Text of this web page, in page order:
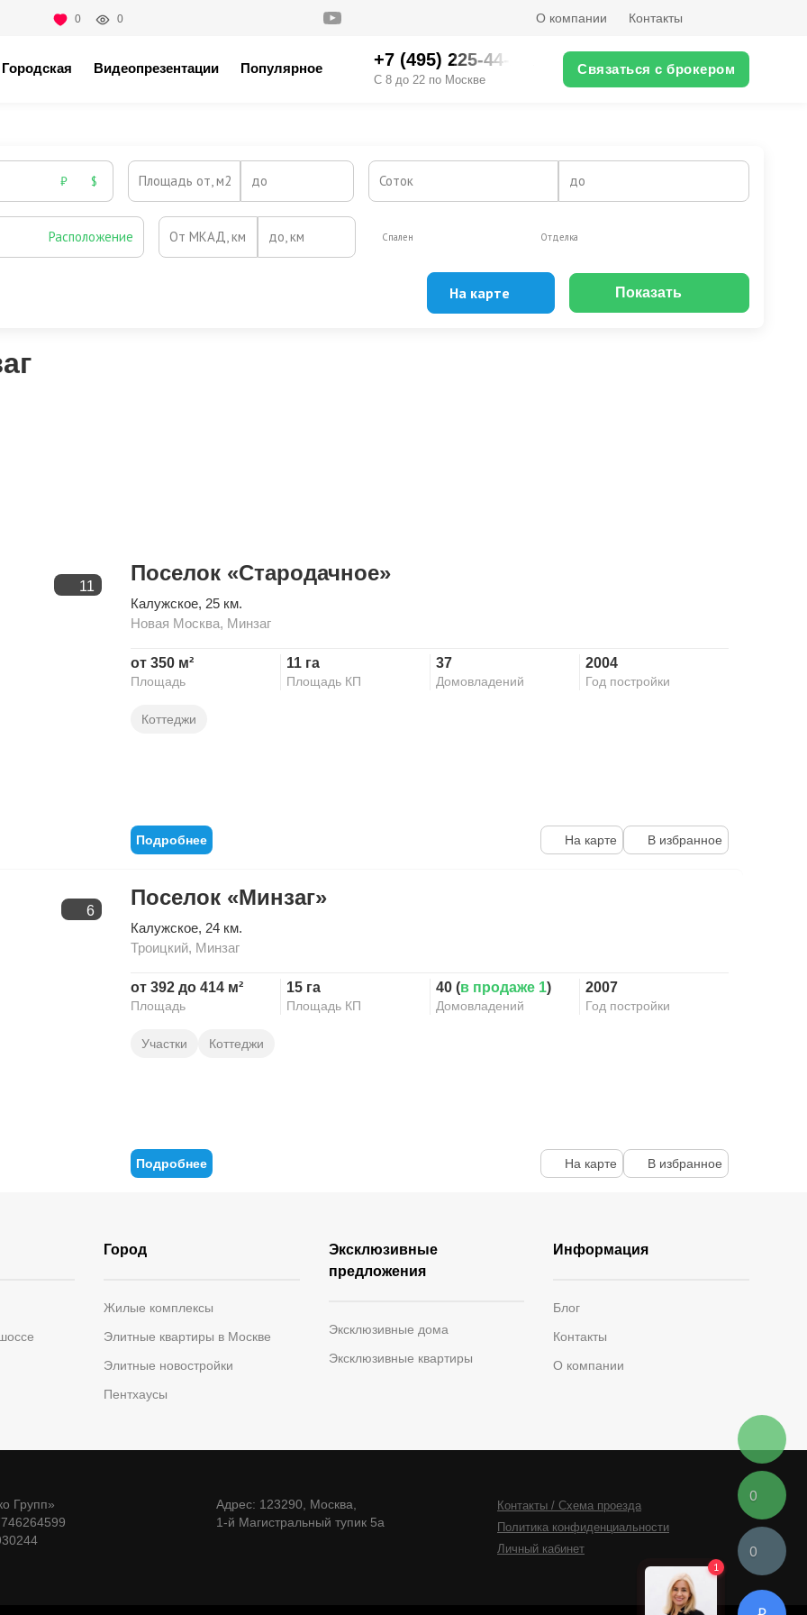
0 0 О компании Контакты
Городская Видеопрезентации Популярное +7 (495) 225-44-XX
С 8 до 22 по Москве
Связаться с брокером
₽ $ Площадь от, м2 до Соток до
Расположение От МКАД, км до, км Спален Отделка
На карте Показать
11
Поселок «Стародачное»
Калужское, 25 км.
Новая Москва, Минзаг
от 350 м²
Площадь
11 га
Площадь КП
37
Домовладений
2004
Год постройки
Коттеджи
Подробнее На карте В избранное
6
Поселок «Минзаг»
Калужское, 24 км.
Троицкий, Минзаг
от 392 до 414 м²
Площадь
15 га
Площадь КП
40 (в продаже 1)
Домовладений
2007
Год постройки
Участки Коттеджи
Подробнее На карте В избранное
Город
Жилые комплексы
Элитные квартиры в Москве
Элитные новостройки
Пентхаусы
Эксклюзивные
предложения
Эксклюзивные дома
Эксклюзивные квартиры
Информация
Блог
Контакты
О компании
Групп»
Адрес: 123290, Москва,
1-й Магистральный тупик 5а
Контакты / Схема проезда
Политика конфиденциальности
Личный кабинет
0
0